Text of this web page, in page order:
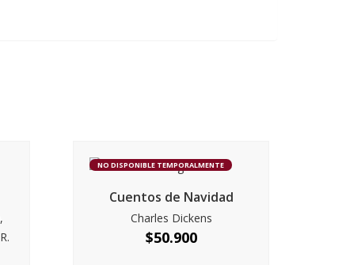
NO DISPONIBLE TEMPORALMENTE
Cuentos de Navidad
Charles Dickens
$50.900